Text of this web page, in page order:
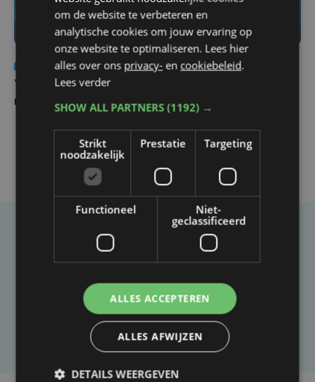
Nieuws
do 6 augustus | 21:30
Yaro (19), slachtoffer van vechtpartij, is na
maandenlange coma overleden
Taalfout opgemerkt?
Heb je een taal- of schrijffout opgemerkt in dit
artikel?
Laat het ons weten
om de website te verbeteren en
analytische cookies om jouw ervaring op
onze website te optimaliseren. Lees hier
alles over ons privacy- en cookiebeleid.
Lees verder
SHOW ALL PARTNERS(1192) →
Strikt
noodzakelijk
Prestatie Targeting
Functioneel
Niet-
geclassificeerd
ALLES ACCEPTEREN
ALLES AFWIJZEN
DETAILS WEERGEVEN